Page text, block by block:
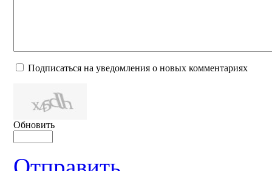
Подписаться на уведомления о новых комментариях
Обновить